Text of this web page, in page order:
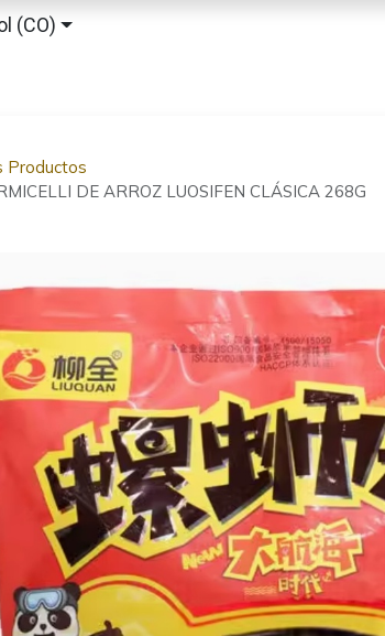
(CO)
Productos
DE ARROZ LUOSIFEN CLÁSICA 268G